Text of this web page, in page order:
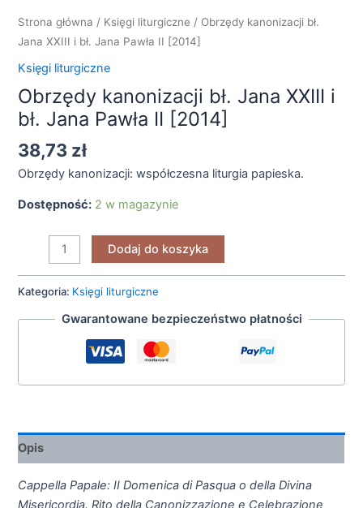
Strona główna / Księgi liturgiczne / Obrzędy kanonizacji bł.
Jana XXIII i bł. Jana Pawła II [2014]
Księgi liturgiczne
Obrzędy kanonizacji bł. Jana XXIII i
bł. Jana Pawła II [2014]
38,73 zł
Obrzędy kanonizacji: współczesna liturgia papieska.
Dostępność: 2 w magazynie
Dodaj do koszyka
Kategoria: Księgi liturgiczne
Gwarantowane bezpieczeństwo płatności
Opis
Cappella Papale: II Domenica di Pasqua o della Divina
Misericordia. Rito della Canonizzazione e Celebrazione